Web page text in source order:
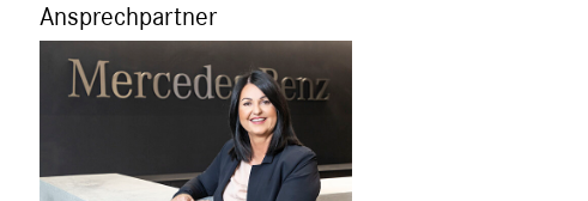
Ansprechpartner